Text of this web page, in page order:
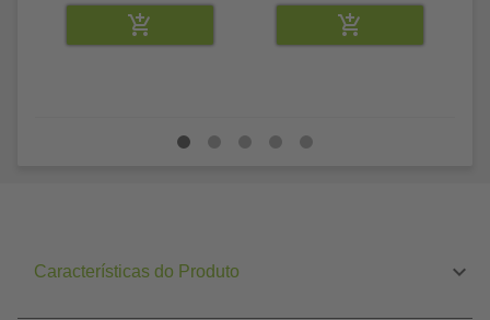
Características do Produto